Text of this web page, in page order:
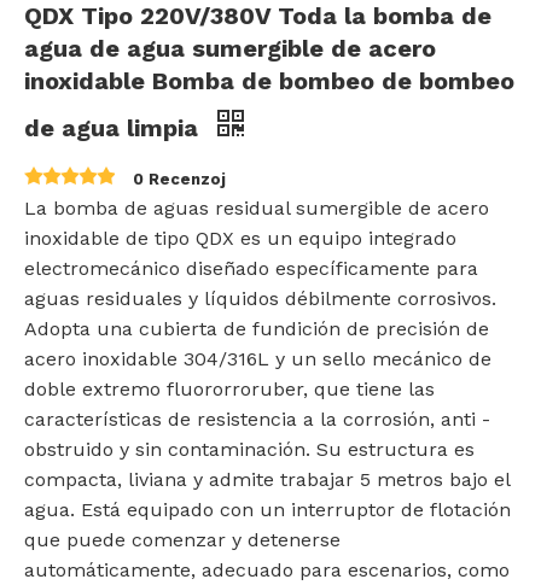
QDX Tipo 220V/380V Toda la bomba de
agua de agua sumergible de acero
inoxidable Bomba de bombeo de bombeo
de agua limpia
0 Recenzoj
La bomba de aguas residual sumergible de acero
inoxidable de tipo QDX es un equipo integrado
electromecánico diseñado específicamente para
aguas residuales y líquidos débilmente corrosivos.
Adopta una cubierta de fundición de precisión de
acero inoxidable 304/316L y un sello mecánico de
doble extremo fluororroruber, que tiene las
características de resistencia a la corrosión, anti -
obstruido y sin contaminación. Su estructura es
compacta, liviana y admite trabajar 5 metros bajo el
agua. Está equipado con un interruptor de flotación
que puede comenzar y detenerse
automáticamente, adecuado para escenarios, como